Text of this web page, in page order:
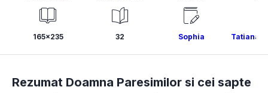
165x235 32 Sophia Tatiana
Rezumat Doamna Paresimilor si cei sapte